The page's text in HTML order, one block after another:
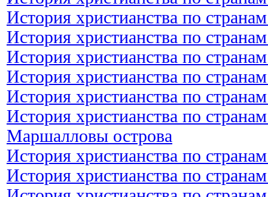
История христианства по
История христианства по
История христианства по
История христианства по
История христианства по
История христианства по
Маршалловы острова
История христианства по
История христианства по